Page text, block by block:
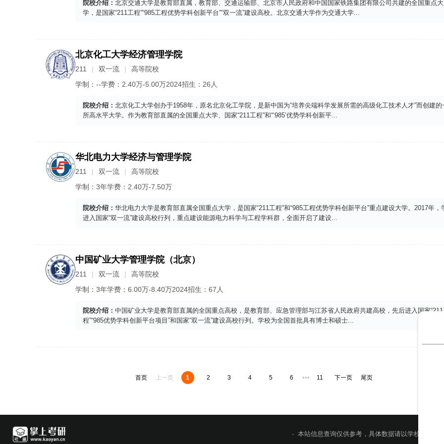
院校介绍： 北京交通大学是教育部直属，教育部、交通运输部、北京市人民政府和中国国家铁路集团有限公司共建的全国重点大
学，是国家“211工程”“985工程优势学科创新平台”“双一流”建设高校。北京交通大学作为交通大学...
北京化工大学经济管理学院
211 双一流
高等院校
学制： --学费： 2.40万-5.00万2024招生： 26人
院校介绍： 北京化工大学创办于1958年，原名北京化工学院，是新中国为“培养尖端科学发展所需的高级化工技术人才”而创建的
所高水平大学。作为教育部直属的全国重点大学、国家“211工程”和“‘985’优势学科创新平...
华北电力大学经济与管理学院
211 双一流
高等院校
学制： 3年学费： 2.40万-7.50万
院校介绍： 华北电力大学是教育部直属全国重点大学，是国家“211工程”和“985工程优势学科创新平台”重点建设大学。2017年，
进入国家“双一流”建设高校行列，重点建设能源电力科学与工程学科群，全面开启了建设...
中国矿业大学管理学院（北京）
211 双一流
高等院校
学制： 3年学费： 6.00万-8.40万2024招生： 67人
院校介绍： 中国矿业大学是教育部直属的全国重点高校，是教育部、应急管理部与江苏省人民政府共建高校，先后进入国家
程”“985优势学科创新平台项目”和国家“双一流”建设高校行列。学校为全国首批具有博士和硕士...
首页 上一页 1 2 3 4 5 6 ••• 11 下一页 尾页
本站信息查询仅供参考，具体数据请以学校官网或